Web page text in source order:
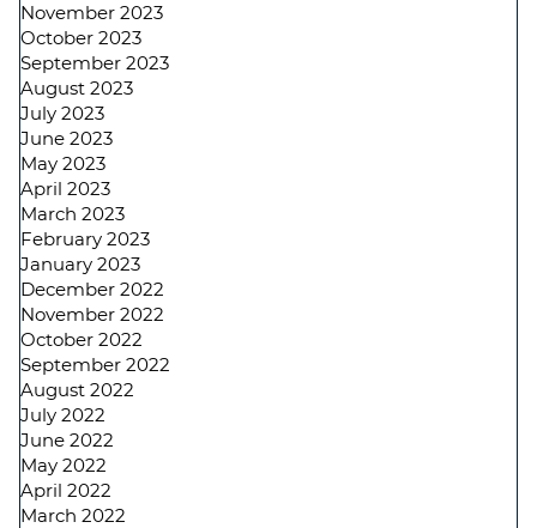
November 2023
October 2023
September 2023
August 2023
July 2023
June 2023
May 2023
April 2023
March 2023
February 2023
January 2023
December 2022
November 2022
October 2022
September 2022
August 2022
July 2022
June 2022
May 2022
April 2022
March 2022